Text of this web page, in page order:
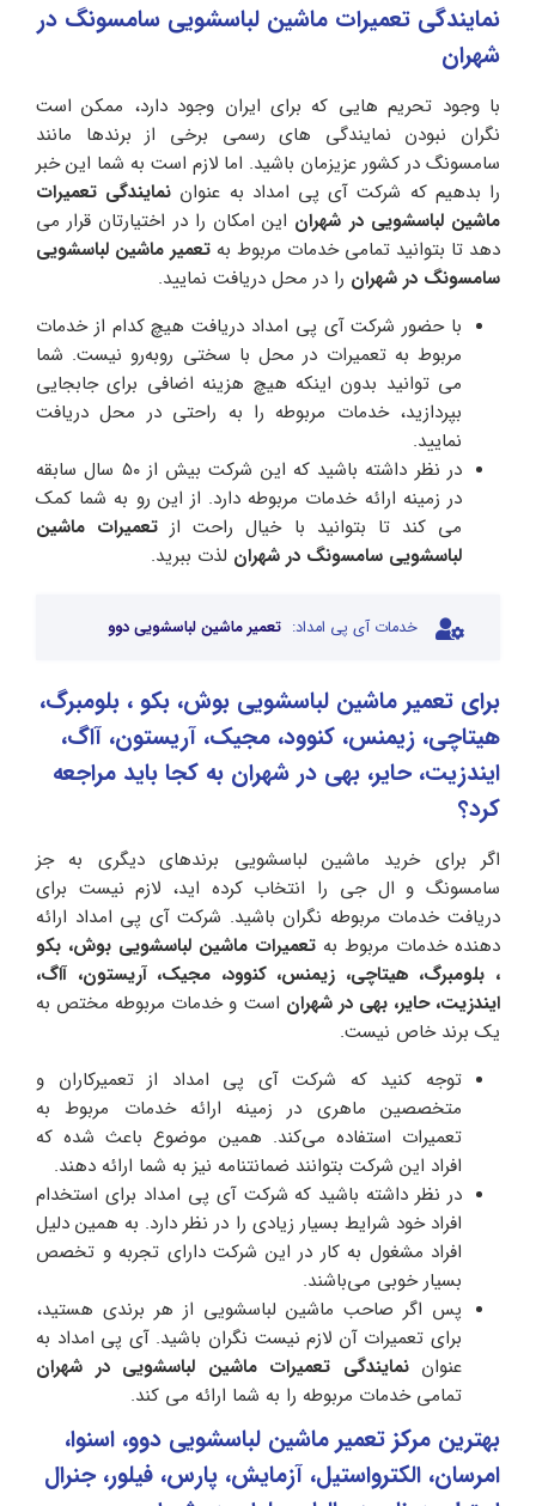
نمایندگی تعمیرات ماشین لباسشویی سامسونگ در
شهران
با وجود تحریم هایی که برای ایران وجود دارد، ممکن است
نگران نبودن نمایندگی های رسمی برخی از برندها مانند
سامسونگ در کشور عزیزمان باشید. اما لازم است به شما این خبر
را بدهیم که شرکت آی پی امداد به عنوان نمایندگی تعمیرات
ماشین لباسشویی در شهران این امکان را در اختیارتان قرار می
دهد تا بتوانید تمامی خدمات مربوط به تعمیر ماشین لباسشویی
سامسونگ در شهران را در محل دریافت نمایید‌.
با حضور شرکت آی پی امداد دریافت هیچ کدام از خدمات
مربوط به تعمیرات در محل با سختی روبه‌رو نیست. شما
می توانید بدون اینکه هیچ هزینه اضافی برای جابجایی
بپردازید، خدمات مربوطه را به راحتی در محل دریافت
نمایید.
در نظر داشته باشید که این شرکت بیش از ۵۰ سال سابقه
در زمینه ارائه خدمات مربوطه دارد. از این رو به شما کمک
می کند تا بتوانید با خیال راحت از تعمیرات ماشین
لباسشویی سامسونگ در شهران لذت ببرید.
خدمات آی پی امداد: تعمیر ماشین لباسشویی دوو
برای تعمیر ماشین لباسشویی بوش، بکو ، بلومبرگ،
هیتاچی، زیمنس، کنوود، مجیک، آریستون، آاگ،
ایندزیت، حایر، بهی در شهران به کجا باید مراجعه
کرد؟
اگر برای خرید ماشین لباسشویی برندهای دیگری به جز
سامسونگ و ال جی را انتخاب کرده اید، لازم نیست برای
دریافت خدمات مربوطه نگران باشید. شرکت آی پی امداد ارائه
دهنده خدمات مربوط به تعمیرات ماشین لباسشویی بوش، بکو
، بلومبرگ، هیتاچی، زیمنس، کنوود، مجیک، آریستون، آاگ،
ایندزیت، حایر، بهی در شهران است و خدمات مربوطه مختص به
یک برند خاص نیست.
توجه کنید که شرکت آی پی امداد از تعمیرکاران و
متخصصین ماهری در زمینه ارائه خدمات مربوط به
تعمیرات استفاده می‌کند. همین موضوع باعث شده که
افراد این شرکت بتوانند ضمانتنامه نیز به شما ارائه دهند.
در نظر داشته باشید که شرکت‌ آی پی امداد برای استخدام
افراد خود شرایط بسیار زیادی را در نظر دارد. به همین دلیل
افراد مشغول به کار در این شرکت دارای تجربه و تخصص
بسیار خوبی می‌باشند.
پس اگر صاحب ماشین لباسشویی از هر برندی هستید،
برای تعمیرات آن لازم نیست نگران باشید. آی پی امداد به
عنواننمایندگی تعمیرات ماشین لباسشویی در شهران
تمامی خدمات مربوطه را به شما ارائه می کند.
بهترین مرکز تعمیر ماشین لباسشویی دوو، اسنوا،
امرسان، الکترواستیل، آزمایش، پارس، فیلور، جنرال